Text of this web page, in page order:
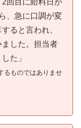
、急に口調が変
ると言われ、
した。担当者
た」
るものではありませ